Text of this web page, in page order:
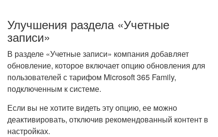
Улучшения раздела «Учетные
записи»
В разделе «Учетные записи» компания добавляет
обновление, которое включает опцию обновления для
пользователей с тарифом Microsoft 365 Family,
подключенным к системе.
Если вы не хотите видеть эту опцию, ее можно
деактивировать, отключив рекомендованный контент в
настройках.